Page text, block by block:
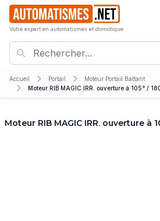
Votre expert en automatismes et domotique
Accueil Portail
Moteur Portail Battant
Moteur RIB MAGIC IRR. ouverture à 105° /
Moteur RIB MAGIC IRR. ouverture à